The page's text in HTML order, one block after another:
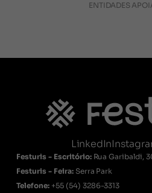
ENTIDADES
LinkedIn
Festuris - Escritório: Rua Garibaldi,
Festuris - Feira: Serra Park
Telefone: +55 (54) 3286-3313